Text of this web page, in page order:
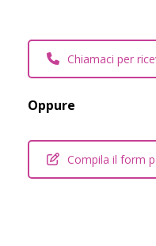
Chiamaci per
Oppure
Compila il form